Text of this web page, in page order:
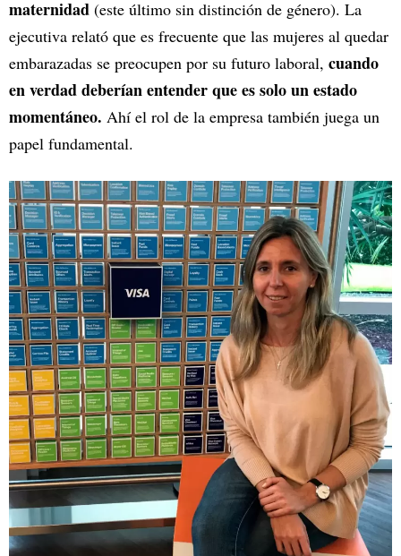
maternidad (este último sin distinción de género). La
ejecutiva relató que es frecuente que las mujeres al quedar
embarazadas se preocupen por su futuro laboral, cuando
en verdad deberían entender que es solo un estado
momentáneo. Ahí el rol de la empresa también juega un
papel fundamental.